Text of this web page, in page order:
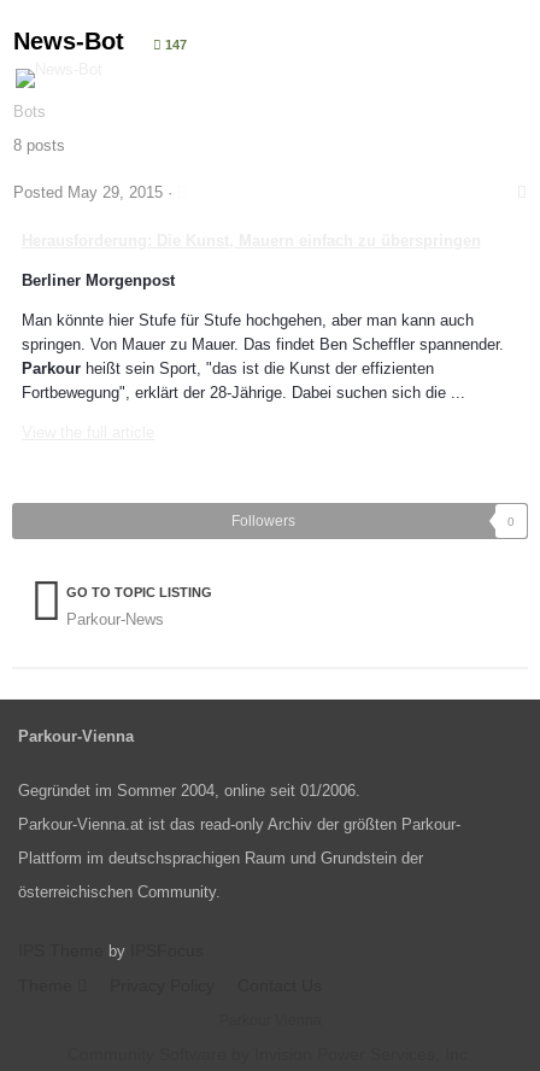
News-Bot 147
Bots
8 posts
Posted May 29, 2015 ·
Berliner Morgenpost
Man könnte hier Stufe für Stufe hochgehen, aber man kann auch
springen. Von Mauer zu Mauer. Das findet Ben Scheffler spannender.
Parkour heißt sein Sport, "das ist die Kunst der effizienten
Fortbewegung", erklärt der 28-Jährige. Dabei suchen sich die ...
Followers 0
GO TO TOPIC LISTING
Parkour-News
Parkour-Vienna
Gegründet im Sommer 2004, online seit 01/2006.
Parkour-Vienna.at ist das read-only Archiv der größten Parkour-
Plattform im deutschsprachigen Raum und Grundstein der
österreichischen Community.
by